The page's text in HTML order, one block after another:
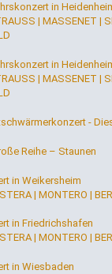
in
| MASSENET |
in
| MASSENET |
-
Reihe – Staunen
in Weikersheim
| MONTERO |
in Friedrichshafen
| MONTERO |
in Wiesbaden